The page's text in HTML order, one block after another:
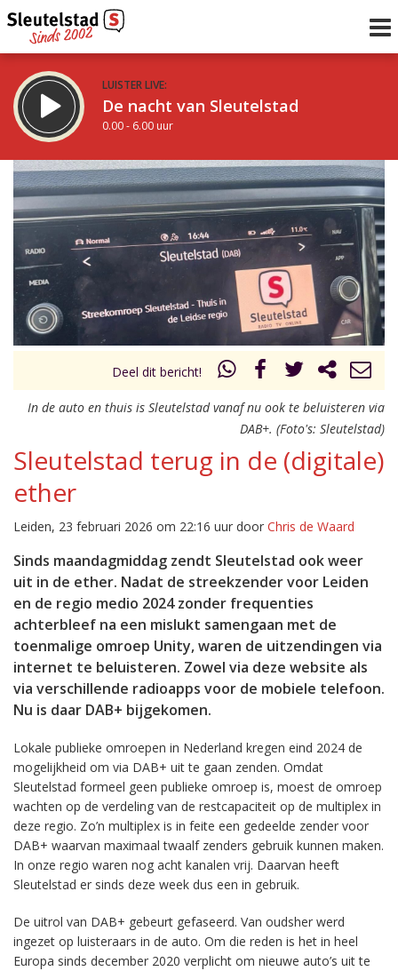
LUISTER LIVE:
De nacht van Sleutelstad
0.00 - 6.00 uur
STRAKS:
De ochtend van Sleutelstad
6.00 - 12.00 uur
Vorig uur
uur 1 van 0 Volgend uur
Deel dit bericht!
In de auto en thuis is Sleutelstad vanaf nu ook te beluisteren via
DAB+. (Foto's: Sleutelstad)
Sleutelstad terug in de (digitale)
ether
Leiden, 23 februari 2026 om 22:16 uur door Chris de Waard
Sinds maandagmiddag zendt Sleutelstad ook weer
uit in de ether. Nadat de streekzender voor Leiden
en de regio medio 2024 zonder frequenties
achterbleef na een mislukt samengaan met de
toenmalige omroep Unity, waren de uitzendingen via
internet te beluisteren. Zowel via deze website als
via verschillende radioapps voor de mobiele telefoon.
Nu is daar DAB+ bijgekomen.
Lokale publieke omroepen in Nederland kregen eind 2024 de
mogelijkheid om via DAB+ uit te gaan zenden. Omdat
Sleutelstad formeel geen publieke omroep is, moest de omroep
wachten op de verdeling van de restcapaciteit op de multiplex in
deze regio. Zo’n multiplex is in feite een gedeelde zender voor
DAB+ waarvan maximaal twaalf zenders gebruik kunnen maken.
In onze regio waren nog acht kanalen vrij. Daarvan heeft
Sleutelstad er sinds deze week dus een in gebruik.
De uitrol van DAB+ gebeurt gefaseerd. Van oudsher werd
ingezet op luisteraars in de auto. Om die reden is het in heel
Europa sinds december 2020 verplicht om nieuwe auto’s uit te